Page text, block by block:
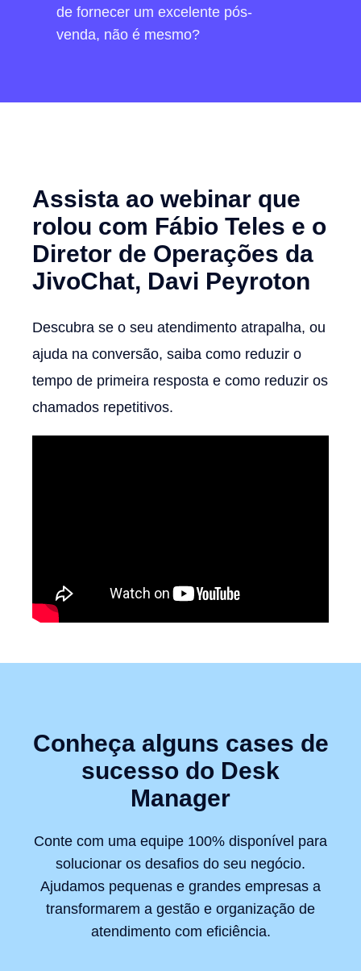
de fornecer um excelente pós-
venda, não é mesmo?
Assista ao webinar que
rolou com Fábio Teles e o
Diretor de Operações da
JivoChat, Davi Peyroton
Descubra se o seu atendimento atrapalha, ou
ajuda na conversão, saiba como reduzir o
tempo de primeira resposta e como reduzir os
chamados repetitivos.
Conheça alguns cases de
sucesso do Desk
Manager
Conte com uma equipe 100% disponível para
solucionar os desafios do seu negócio.
Ajudamos pequenas e grandes empresas a
transformarem a gestão e organização de
atendimento com eficiência.